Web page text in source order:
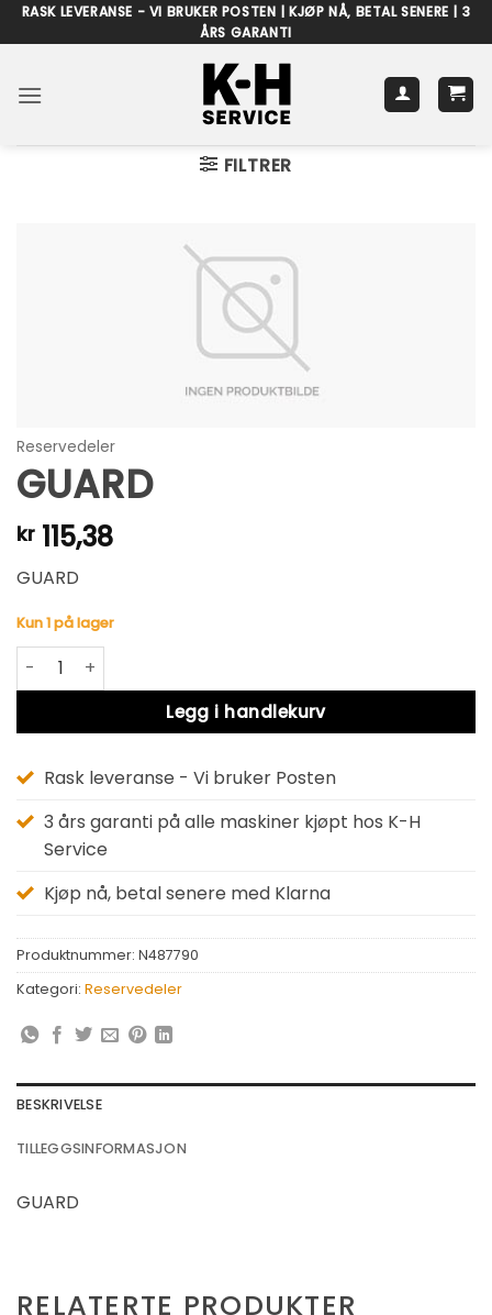
Skip
to
RASK LEVERANSE - VI BRUKER POSTEN | KJØP NÅ, BETAL SENERE | 3
ÅRS GARANTI
FILTRER
Reservedeler
GUARD
kr 115,38
GUARD
Kun 1 på lager
GUARD antall
Legg i handlekurv
Alternative:
Rask leveranse - Vi bruker Posten
3 års garanti på alle maskiner kjøpt hos K-H
Service
Kjøp nå, betal senere med Klarna
Produktnummer: N487790
Kategori: Reservedeler
BESKRIVELSE
TILLEGGSINFORMASJON
GUARD
RELATERTE PRODUKTER